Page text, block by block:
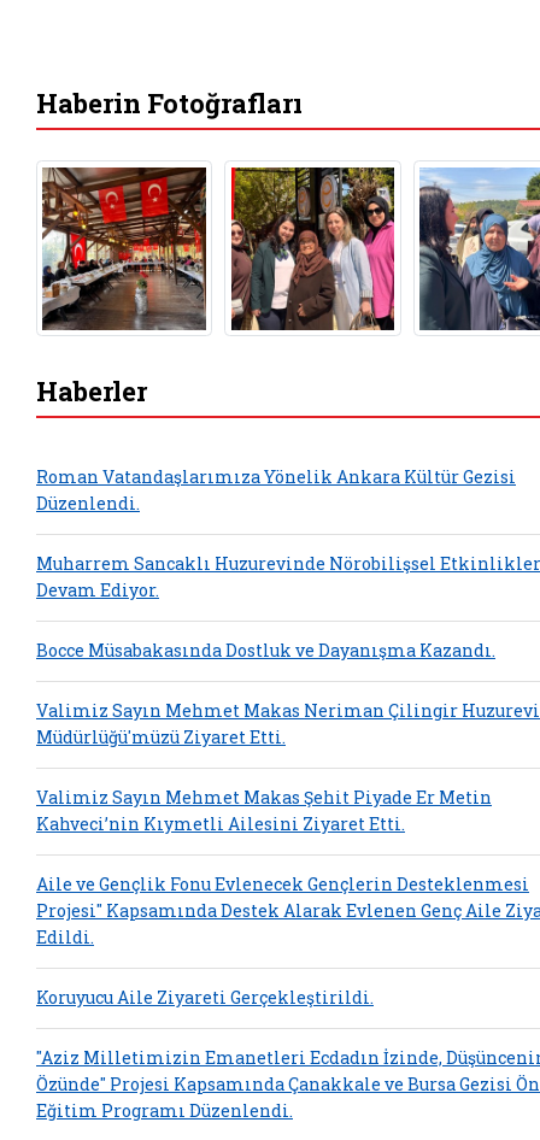
Haberin Fotoğrafları
Haberler
Roman Vatandaşlarımıza Yönelik Ankara Kültür Gezisi
Düzenlendi.
Muharrem Sancaklı Huzurevinde Nörobilişsel Etkinlikler
Devam Ediyor.
Bocce Müsabakasında Dostluk ve Dayanışma Kazandı.
Valimiz Sayın Mehmet Makas Neriman Çilingir Huzurevi
Müdürlüğü'müzü Ziyaret Etti.
Valimiz Sayın Mehmet Makas Şehit Piyade Er Metin
Kahveci’nin Kıymetli Ailesini Ziyaret Etti.
Aile ve Gençlik Fonu Evlenecek Gençlerin Desteklenmesi
Projesi" Kapsamında Destek Alarak Evlenen Genç Aile
Edildi.
Koruyucu Aile Ziyareti Gerçekleştirildi.
"Aziz Milletimizin Emanetleri Ecdadın İzinde,
Özünde" Projesi Kapsamında Çanakkale ve Bursa Gezisi
Eğitim Programı Düzenlendi.